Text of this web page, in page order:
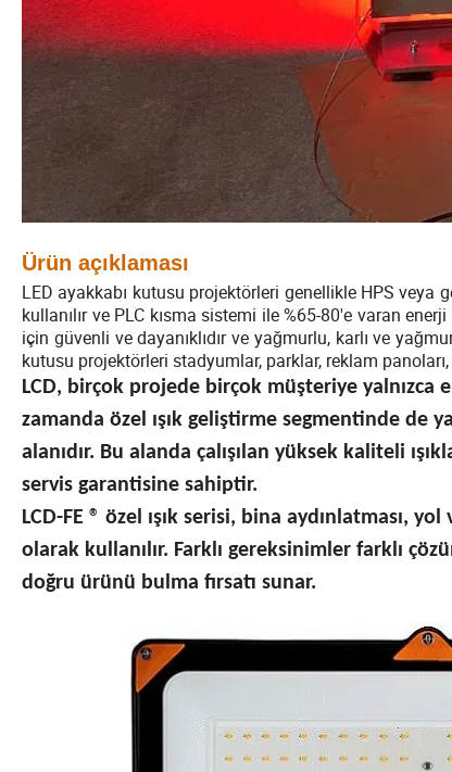
Ürün açıklaması
LED ayakkabı kutusu projektörleri genellikle HPS veya
kullanılır ve PLC kısma sistemi ile %65-80'e varan
için güvenli ve dayanıklıdır ve yağmurlu, karlı ve
kutusu projektörleri stadyumlar, parklar, reklam
LCD, birçok projede birçok müşteriye yalnızca
zamanda özel ışık geliştirme segmentinde de
alanıdır. Bu alanda çalışılan yüksek kaliteli
servis garantisine sahiptir.
LCD-FE ® özel ışık serisi, bina aydınlatması,
olarak kullanılır. Farklı gereksinimler farklı
doğru ürünü bulma fırsatı sunar.